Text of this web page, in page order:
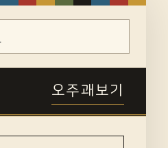
오주괘보기